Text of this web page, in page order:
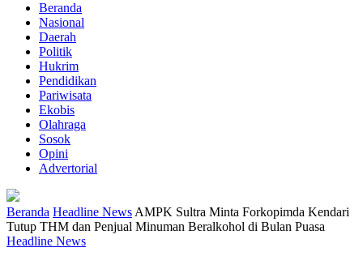
Beranda
Nasional
Daerah
Politik
Hukrim
Pendidikan
Pariwisata
Ekobis
Olahraga
Sosok
Opini
Advertorial
Beranda Headline News AMPK Sultra Minta Forkopimda Kendari
Tutup THM dan Penjual Minuman Beralkohol di Bulan Puasa
Headline News